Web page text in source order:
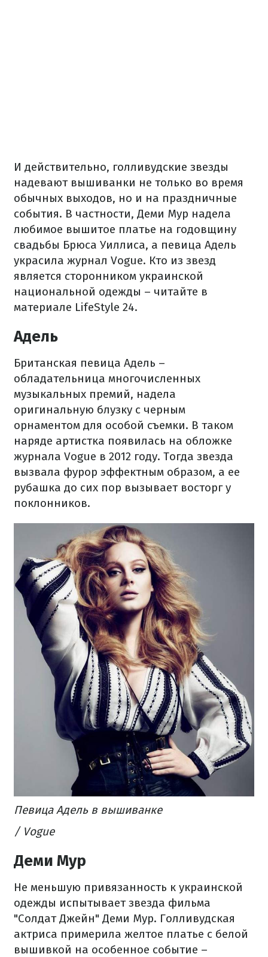
И действительно, голливудские звезды
надевают вышиванки не только во время
обычных выходов, но и на праздничные
события. В частности, Деми Мур надела
любимое вышитое платье на годовщину
свадьбы Брюса Уиллиса, а певица Адель
украсила журнал Vogue. Кто из звезд
является сторонником украинской
национальной одежды – читайте в
материале LifeStyle 24.
Адель
Британская певица Адель –
обладательница многочисленных
музыкальных премий, надела
оригинальную блузку с черным
орнаментом для особой съемки. В таком
наряде артистка появилась на обложке
журнала Vogue в 2012 году. Тогда звезда
вызвала фурор эффектным образом, а ее
рубашка до сих пор вызывает восторг у
поклонников.
Певица Адель в вышиванке
/ Vogue
Деми Мур
Не меньшую привязанность к украинской
одежды испытывает звезда фильма
"Солдат Джейн" Деми Мур. Голливудская
актриса примерила желтое платье с белой
вышивкой на особенное событие –